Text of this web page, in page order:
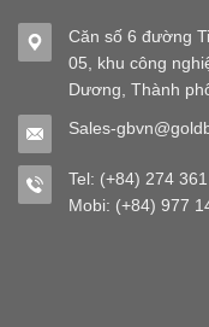
Căn số 6 đường
05, khu công
Dương, Thành
Sales-
Tel: (+84) 274
Mobi: (+84) 977